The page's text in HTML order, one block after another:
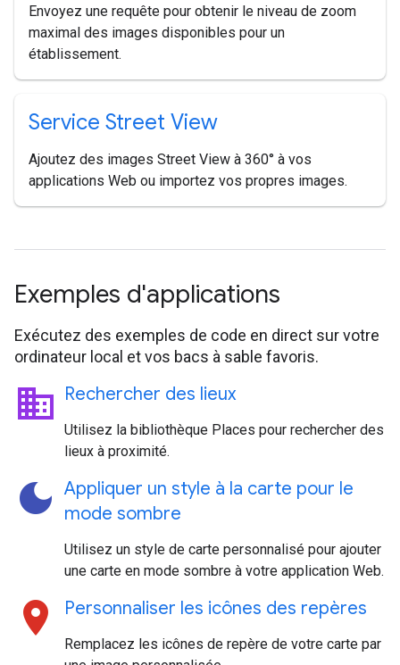
Envoyez une requête pour obtenir le niveau de zoom
maximal des images disponibles pour un
établissement.
Service Street View
Ajoutez des images Street View à 360° à vos
applications Web ou importez vos propres images.
Exemples d'applications
Exécutez des exemples de code en direct sur votre
ordinateur local et vos bacs à sable favoris.
business Rechercher des lieux
Utilisez la bibliothèque Places pour rechercher des
lieux à proximité.
dark_mode Appliquer un style à la carte pour le
mode sombre
Utilisez un style de carte personnalisé pour ajouter
une carte en mode sombre à votre application Web.
location_on Personnaliser les icônes des repères
Remplacez les icônes de repère de votre carte par